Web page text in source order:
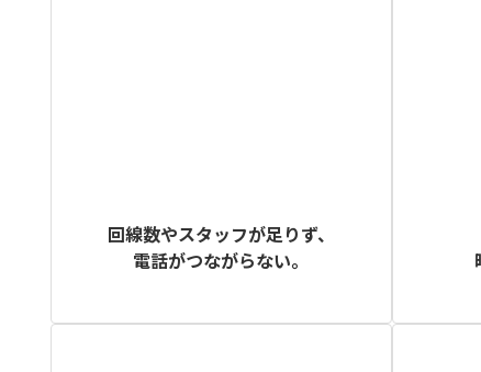
回線数やスタッフが足りず、
電話がつながらない。